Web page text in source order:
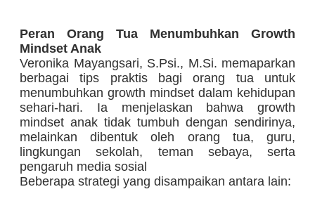
Peran Orang Tua Menumbuhkan Growth
Mindset Anak
Veronika Mayangsari, S.Psi., M.Si. memaparkan
berbagai tips praktis bagi orang tua untuk
menumbuhkan growth mindset dalam kehidupan
sehari-hari. Ia menjelaskan bahwa growth
mindset anak tidak tumbuh dengan sendirinya,
melainkan dibentuk oleh orang tua, guru,
lingkungan sekolah, teman sebaya, serta
pengaruh media sosial
Beberapa strategi yang disampaikan antara lain: